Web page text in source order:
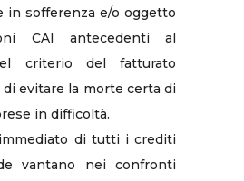
in sofferenza e/o oggetto
CAI antecedenti al
criterio del fatturato
evitare la morte certa di
in difficoltà.
di tutti i crediti
vantano nei confronti